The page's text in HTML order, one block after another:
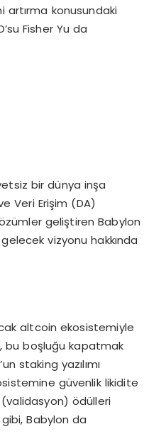
artırma konusundaki
Fisher Yu da
bir dünya inşa
Veri Erişim (DA)
geliştiren Babylon
vizyonu hakkında
altcoin ekosistemiyle
bu boşluğu kapatmak
staking yazılımı
güvenlik likidite
(validasyon) ödülleri
gibi, Babylon da